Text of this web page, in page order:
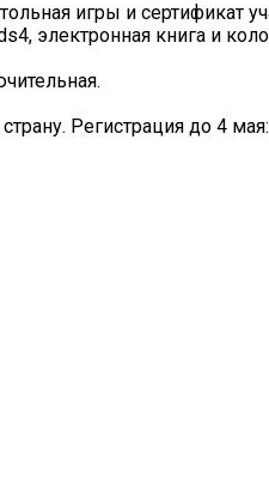
игры и сертификат
электронная книга и
Регистрация до 4 мая: